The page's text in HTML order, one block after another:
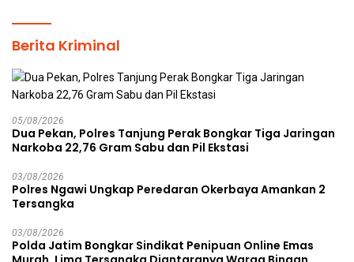
Berita Kriminal
05/08/2026
Dua Pekan, Polres Tanjung Perak Bongkar Tiga Jaringan
Narkoba 22,76 Gram Sabu dan Pil Ekstasi
03/08/2026
Polres Ngawi Ungkap Peredaran Okerbaya Amankan 2
Tersangka
03/08/2026
Polda Jatim Bongkar Sindikat Penipuan Online Emas